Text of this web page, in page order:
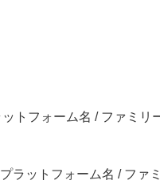
トフォーム名 / ファミリ
ラットフォーム名 / ファ